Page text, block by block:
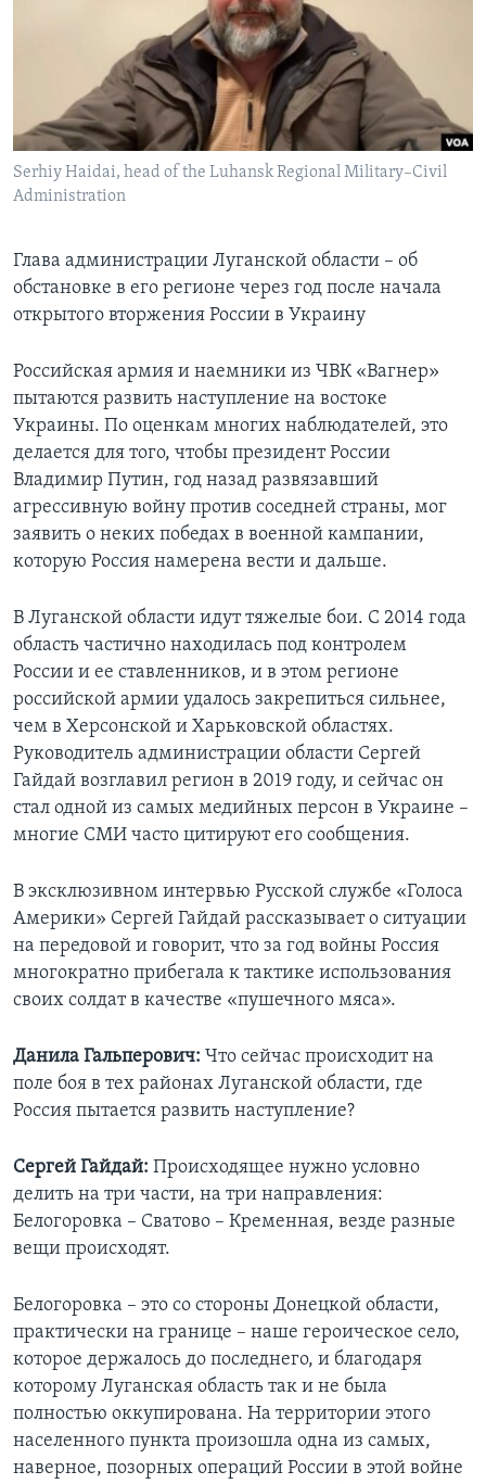
Learning English
СОЦИАЛЬНЫЕ СЕТИ
Языки
Serhiy Haidai, head of the Luhansk Regional Military–Civil
Administration
Глава администрации Луганской области – об
обстановке в его регионе через год после начала
открытого вторжения России в Украину
Российская армия и наемники из ЧВК «Вагнер»
пытаются развить наступление на востоке
Украины. По оценкам многих наблюдателей, это
делается для того, чтобы президент России
Владимир Путин, год назад развязавший
агрессивную войну против соседней страны, мог
заявить о неких победах в военной кампании,
которую Россия намерена вести и дальше.
В Луганской области идут тяжелые бои. С 2014 года
область частично находилась под контролем
России и ее ставленников, и в этом регионе
российской армии удалось закрепиться сильнее,
чем в Херсонской и Харьковской областях.
Руководитель администрации области Сергей
Гайдай возглавил регион в 2019 году, и сейчас он
стал одной из самых медийных персон в Украине –
многие СМИ часто цитируют его сообщения.
В эксклюзивном интервью Русской службе «Голоса
Америки» Сергей Гайдай рассказывает о ситуации
на передовой и говорит, что за год войны Россия
многократно прибегала к тактике использования
своих солдат в качестве «пушечного мяса».
Данила Гальперович: Что сейчас происходит на
поле боя в тех районах Луганской области, где
Россия пытается развить наступление?
Сергей Гайдай: Происходящее нужно условно
делить на три части, на три направления:
Белогоровка – Сватово – Кременная, везде разные
вещи происходят.
Белогоровка – это со стороны Донецкой области,
практически на границе – наше героическое село,
которое держалось до последнего, и благодаря
которому Луганская область так и не была
полностью оккупирована. На территории этого
населенного пункта произошла одна из самых,
наверное, позорных операций России в этой войне